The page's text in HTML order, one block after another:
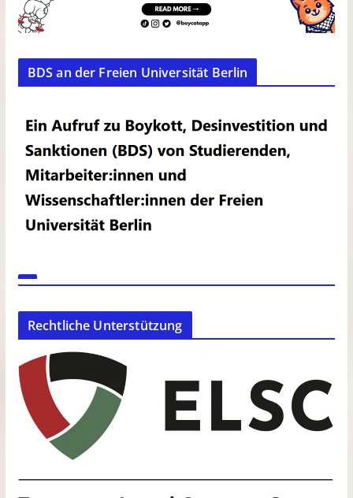
BDS an der Freien Universität Berlin
Rechtliche Unterstützung